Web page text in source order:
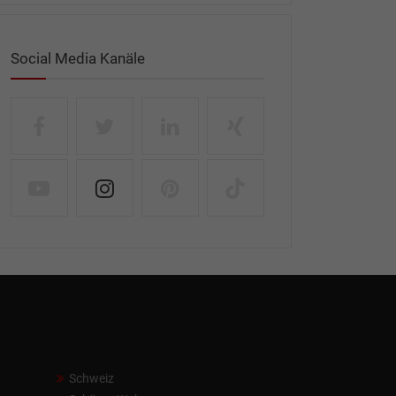
Social Media Kanäle
Schweiz